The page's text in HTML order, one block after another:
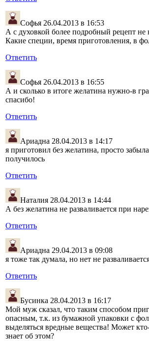
Софья 26.04.2013 в 16:53
А с духовкой более подробный рецепт не
Какие специи, время приготовления, в
Ответить
Софья 26.04.2013 в 16:55
А и сколько в итоге желатина нужно-в
спасибо!
Ответить
Ариадна 28.04.2013 в 14:17
я приготовил без желатина, просто
получилось
Ответить
Наталия 28.04.2013 в 14:44
А без желатина не разваливается при
Ответить
Ариадна 29.04.2013 в 09:08
я тоже так думала, но нет не
Ответить
Бусинка 28.04.2013 в 16:17
Мой муж сказал, что таким способом
опасным, т.к. из бумажной упаковки с
выделяться вредные вещества! Может
знает об этом?